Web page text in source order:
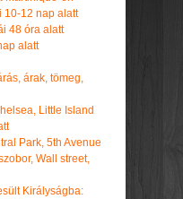
10-12 nap alatt
48 óra alatt
alatt
árak, tömeg,
Little Island
Park, 5th Avenue
Wall street,
Királyságba: